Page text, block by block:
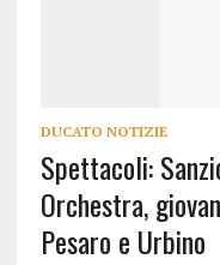
DUCATO NOTIZIE
Spettacoli:
Orchestra,
Pesaro e Urbino